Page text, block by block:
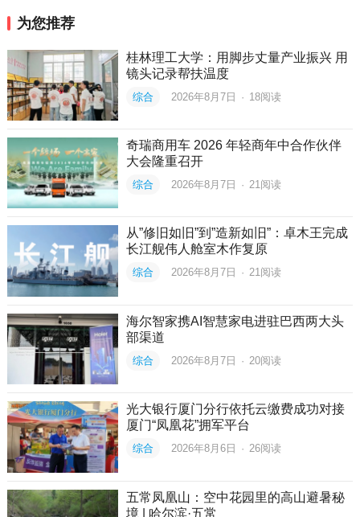
为您推荐
桂林理工大学：用脚步丈量产业振兴 用
镜头记录帮扶温度
综合 2026年8月7日 · 18阅读
奇瑞商用车 2026 年轻商年中合作伙伴
大会隆重召开
综合 2026年8月7日 · 21阅读
从”修旧如旧”到”造新如旧”：卓木王完成
长江舰伟人舱室木作复原
综合 2026年8月7日 · 21阅读
海尔智家携AI智慧家电进驻巴西两大头
部渠道
综合 2026年8月7日 · 20阅读
光大银行厦门分行依托云缴费成功对接
厦门“凤凰花”拥军平台
综合 2026年8月6日 · 26阅读
五常凤凰山：空中花园里的高山避暑秘
境 | 哈尔滨·五常